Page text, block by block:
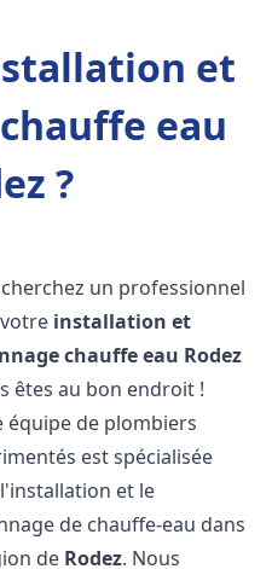
et
eau
?
un professionnel
installation et
chauffe eau Rodez
êtes au bon endroit !
équipe de plombiers
est spécialisée
et le
de chauffe-eau dans
de Rodez. Nous